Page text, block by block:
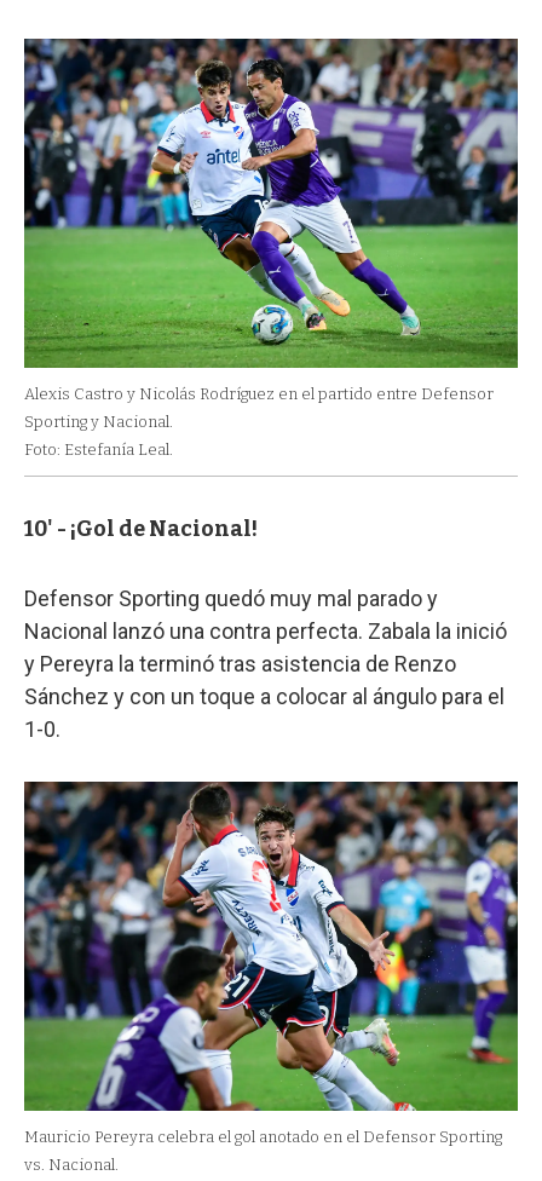
Alexis Castro y Nicolás Rodríguez en el partido entre Defensor
Sporting y Nacional.
Foto: Estefanía Leal.
10' - ¡Gol de Nacional!
Defensor Sporting quedó muy mal parado y
Nacional lanzó una contra perfecta. Zabala la inició
y Pereyra la terminó tras asistencia de Renzo
Sánchez y con un toque a colocar al ángulo para el
1-0.
Mauricio Pereyra celebra el gol anotado en el Defensor Sporting
vs. Nacional.